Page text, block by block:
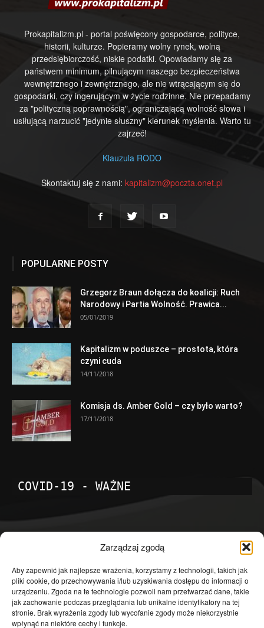
Zarządzaj zgodą
Aby zapewnić jak najlepsze wrażenia, korzystamy z technologii, takich jak
pliki cookie, do przechowywania i/lub uzyskiwania dostępu do informacji o
urządzeniu. Zgoda na te technologie pozwoli nam przetwarzać dane, takie
jak zachowanie podczas przeglądania lub unikalne identyfikatory na tej
stronie. Brak wyrażenia zgody lub wycofanie zgody może niekorzystnie
wpłynąć na niektóre cechy i funkcje.
Prokapitalizm.pl - portal poświęcony gospodarce, polityce,
historii, kulturze. Popieramy wolny rynek, wolną
przedsiębiorczość, niskie podatki. Opowiadamy się za
państwem minimum, pilnującym naszego bezpieczeństwa
wewnętrznego i zewnętrznego, ale nie wtrącającym się do
gospodarki, czy ingerującym w życie rodzinne. Nie przepadamy
za "polityczną poprawnością", ograniczającą wolność słowa i
usiłującą narzucić "jedynie słuszny" kierunek myślenia. Warto tu
zajrzeć!
Klauzula RODO
Skontaktuj się z nami: kapitalizm@poczta.onet.pl
POPULARNE POSTY
Grzegorz Braun dołącza do koalicji: Ruch
Narodowy i Partia Wolność. Prawica...
05/01/2019
Kapitalizm w poduszce – prostota, która
czyni cuda
14/11/2018
Komisja ds. Amber Gold – czy było warto?
17/11/2018
COVID-19 - WAŻNE
Temat dnia
4601
Publicystyka
4363
Polityka
3639
Polska